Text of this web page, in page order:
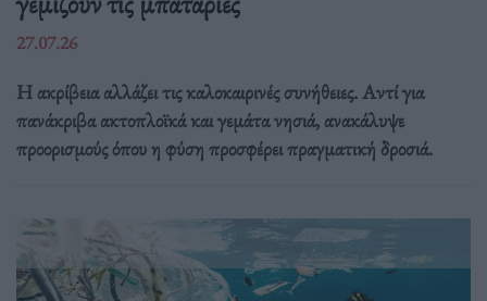
27.07.26
Η ακρίβεια αλλάζει τις καλοκαιρινές συνήθειες. Αντί για
πανάκριβα ακτοπλοϊκά και γεμάτα νησιά, ανακάλυψε
προορισμούς όπου η φύση προσφέρει πραγματική δροσιά.